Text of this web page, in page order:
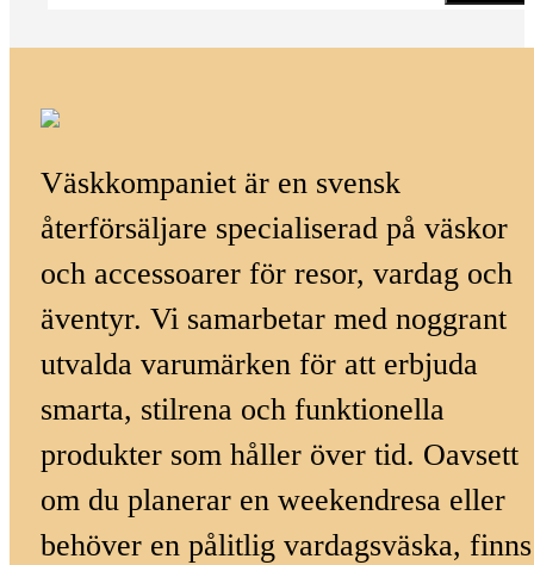
Väskkompaniet är en svensk
återförsäljare specialiserad på väskor
och accessoarer för resor, vardag och
äventyr. Vi samarbetar med noggrant
utvalda varumärken för att erbjuda
smarta, stilrena och funktionella
produkter som håller över tid. Oavsett
om du planerar en weekendresa eller
behöver en pålitlig vardagsväska, finns